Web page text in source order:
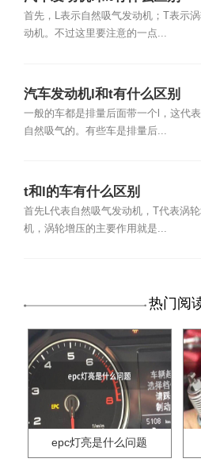
首先，L表示自然吸气发动机；T表示
动机。不过这里要注意的一点...
汽车发动机l和t有什么区别
一般的车都是排量后面带一个l，这代
自然吸气的。有些车是排量后...
t和l的车有什么区别
首先L代表自然吸气发动机，T代表涡
机，涡轮增压的主要作用就是...
热门阅
epc灯亮是什么问题